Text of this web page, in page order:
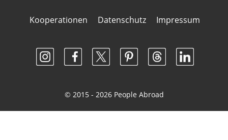
Kooperationen Datenschutz Impressum
© 2015 - 2026 People Abroad